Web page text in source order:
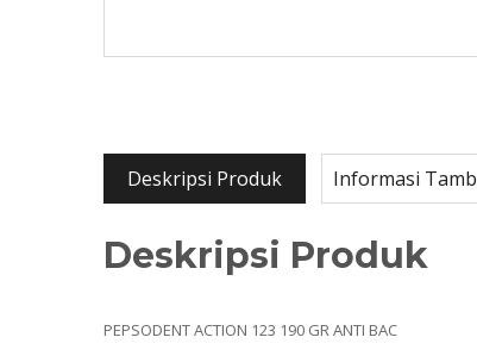
Deskripsi Produk Informasi
Deskripsi Produk
PEPSODENT ACTION 123 190 GR ANTI BAC